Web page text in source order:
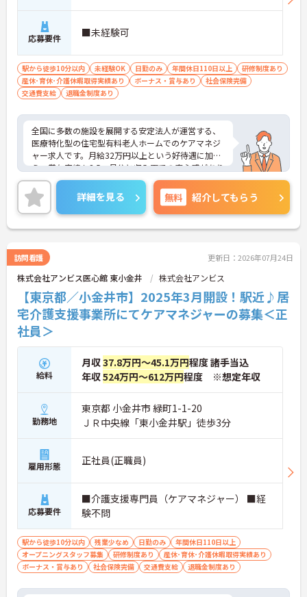
応募要件 ■未経験可
駅から徒歩10分以内 未経験OK 日勤のみ 年間休日110日以上
研修制度あり
産休･育休･介護休暇取得実績あり
ボーナス・賞与あり
社会保険完備
交通費支給
退職金制度あり
全国に多数の施設を展開する安定法人が運営する、
医療特化型の住宅型有料老人ホームでのケアマネジ
ャー求人です。月給32万円以上という好待遇に加
え、賞与実績も3.5ヶ月分と収入面での安心感があり
ます。現場では看護師が24時間常駐しており、多職
種連携によるチームケアを実践できるため、ご入居
者様にしっかりと寄り添えます。また、煩雑な請求
業務は本社の専門スタッフが代行してくれるため業
務負担が少なく残業も少なめです。資格更新にかか
を活かしてスキルアップしたい方をバックアップし
ています。産休・育休の取得率も高く男性の取得実
績も豊富にあるため、ご自身のライフステージが変
化しても長く働き続けられる大変おすすめの環境で
す。
★おすすめPOINT★
【安定した収入と充実の福利厚生をご用意していま
・経験やスキルをしっかりと評価し、月給32万6700
円以上からの高水準なスタートでお迎えします
績で計3.5ヶ月分を支給し、モチベーション高く働け
ます
・産前産後・育児休暇の取得率が高く、ライフステ
ージが変わっても安心して職場復帰できるサポート
体制が整っています
本社の専門事務スタッフが代行するため本来の業務
に集中できます
しっかりカウントされるなど、スタッフ目線の働き
やすい仕組みを導入しています
・全国展開の企業でありながら転居を伴う転勤は一
切ないため、住み慣れた地域で腰を据えて長くご活
躍いただけます
詳細を見る 無料 紹介してもらう
訪問看護 更新日：2026年07月24日
株式会社アンビス医心館 東小金井 株式会社アンビス
【東京都／小金井市】2025年3月開設！駅近♪居
宅介護支援事業所にてケアマネジャーの募集＜正
社員＞
給料
月収37.8万円～45.1万円程度 諸手当込
年収524万円～612万円程度 ※想定年収
勤務地
東京都 小金井市 緑町1-1-20
ＪＲ中央線「東小金井駅」徒歩3分
雇用形態 正社員(正職員)
応募要件
■介護支援専門員（ケアマネジャー） ■経
験不問
駅から徒歩10分以内 残業少なめ 日勤のみ
年間休日110日以上
オープニングスタッフ募集
研修制度あり
産休･育休･介護休暇取得実績あり
ボーナス・賞与あり
社会保険完備 交通費支給 退職金制度あり